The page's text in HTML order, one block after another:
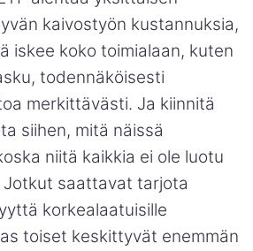
kaivostyön kustannuksia,
iskee koko toimialaan, kuten
todennäköisesti
merkittävästi. Ja kiinnitä
siihen, mitä näissä
niitä kaikkia ei ole luotu
Jotkut saattavat tarjota
korkealaatuisille
toiset keskittyvät enemmän